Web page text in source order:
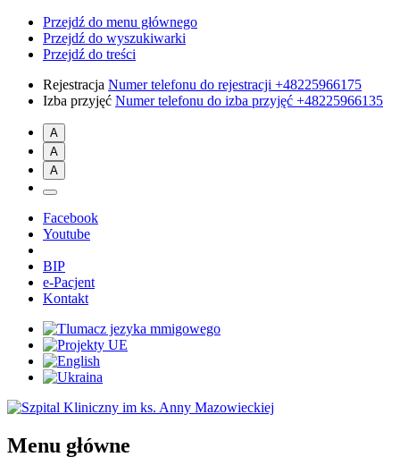
Przejdź do menu głównego
Przejdź do wyszukiwarki
Przejdź do treści
Rejestracja Numer telefonu do rejestracji +48225966175
Izba przyjęć Numer telefonu do izba przyjęć +48225966135
A
A
A
Facebook
Youtube
BIP
e-Pacjent
Kontakt
Menu główne